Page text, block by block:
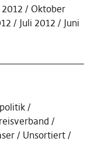
Oktober
Juli 2012
Juni
Unsortiert